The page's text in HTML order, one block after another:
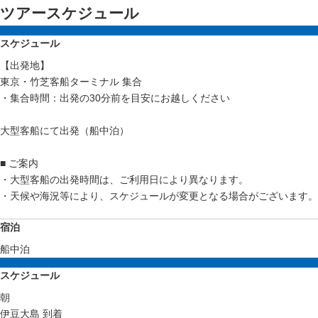
ツアースケジュール
スケジュール
【出発地】
東京・竹芝客船ターミナル 集合
・集合時間：出発の30分前を目安にお越しください
大型客船にて出発（船中泊）
■ ご案内
・大型客船の出発時間は、ご利用日により異なります。
・天候や海況等により、スケジュールが変更となる場合がございます。
宿泊
船中泊
スケジュール
朝
伊豆大島 到着